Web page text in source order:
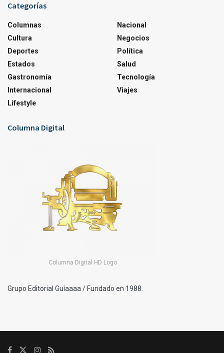
Categorías
Columnas
Cultura
Deportes
Estados
Gastronomía
Internacional
Lifestyle
Nacional
Negocios
Política
Salud
Tecnología
Viajes
Columna Digital
Columna Digital HD Logo
Grupo Editorial Guíaaaa / Fundado en 1988.